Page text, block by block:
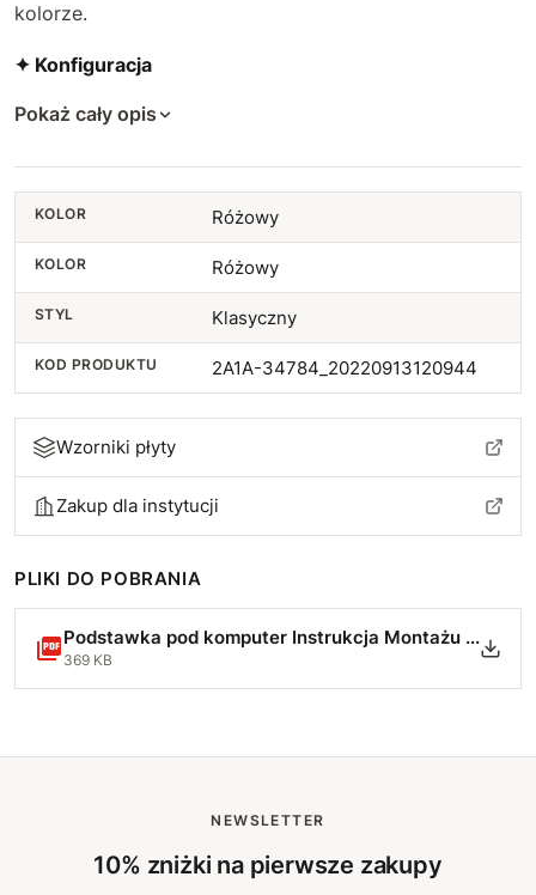
kolorze.
✦ Konfiguracja
Pokaż cały opis
KOLOR Różowy
KOLOR Różowy
STYL Klasyczny
KOD PRODUKTU 2A1A-34784_20220913120944
Wzorniki płyty
Zakup dla instytucji
PLIKI DO POBRANIA
Podstawka pod komputer Instrukcja Montażu -.pdf
369 KB
NEWSLETTER
10% zniżki na pierwsze zakupy